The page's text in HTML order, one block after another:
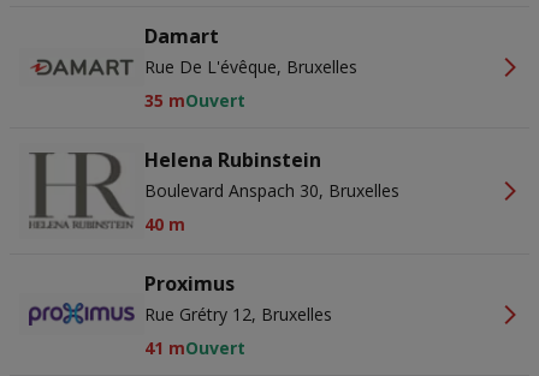
Damart
Rue De L'évêque, Bruxelles
35 mOuvert
Helena Rubinstein
Boulevard Anspach 30, Bruxelles
40 m
Proximus
Rue Grétry 12, Bruxelles
41 mOuvert